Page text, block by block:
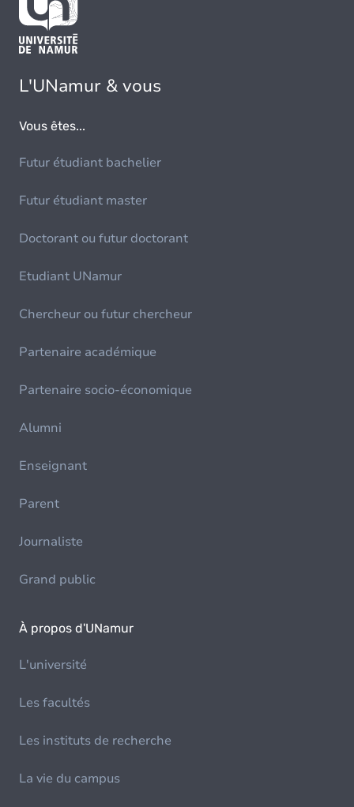
L'UNamur & vous
Vous êtes...
Futur étudiant bachelier
Futur étudiant master
Doctorant ou futur doctorant
Etudiant UNamur
Chercheur ou futur chercheur
Partenaire académique
Partenaire socio-économique
Alumni
Enseignant
Parent
Journaliste
Grand public
À propos d'UNamur
L'université
Les facultés
Les instituts de recherche
La vie du campus